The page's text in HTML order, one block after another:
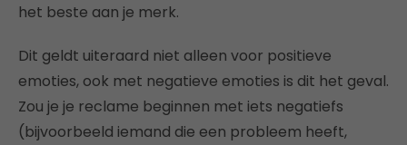
het beste aan je merk.
Dit geldt uiteraard niet alleen voor positieve
emoties, ook met negatieve emoties is dit het geval.
Zou je je reclame beginnen met iets negatiefs
(bijvoorbeeld iemand die een probleem heeft,